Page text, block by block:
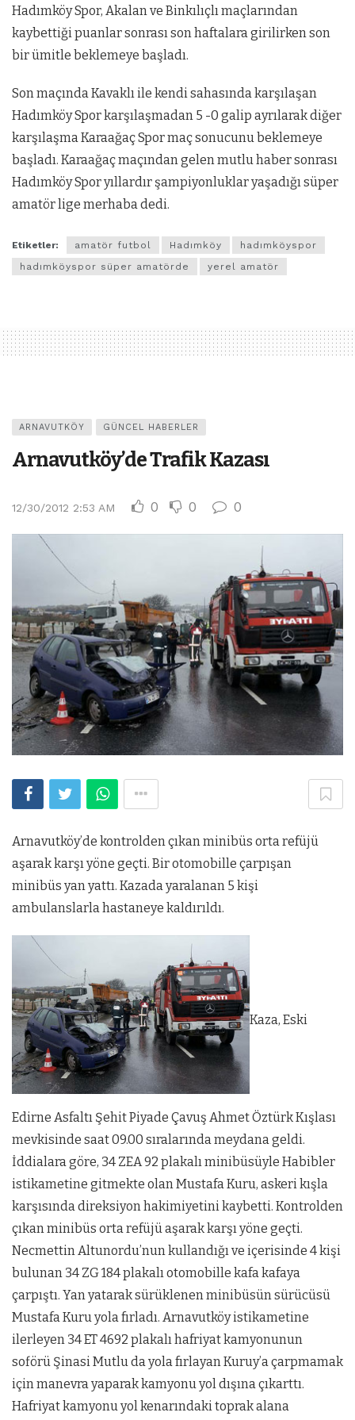
Hadımköy Spor, Akalan ve Binkılıçlı maçlarından
kaybettiği puanlar sonrası son haftalara girilirken son
bir ümitle beklemeye başladı.
Son maçında Kavaklı ile kendi sahasında karşılaşan
Hadımköy Spor karşılaşmadan 5 -0 galip ayrılarak diğer
karşılaşma Karaağaç Spor maç sonucunu beklemeye
başladı. Karaağaç maçından gelen mutlu haber sonrası
Hadımköy Spor yıllardır şampiyonluklar yaşadığı süper
amatör lige merhaba dedi.
Etiketler: amatör futbol Hadımköy
hadımköyspor
hadımköyspor süper amatörde
yerel amatör
ARNAVUTKÖY GÜNCEL HABERLER
Arnavutköy’de Trafik Kazası
12/30/2012 2:53 AM 0 0 0
Arnavutköy’de kontrolden çıkan minibüs orta refüjü
aşarak karşı yöne geçti. Bir otomobille çarpışan
minibüs yan yattı. Kazada yaralanan 5 kişi
ambulanslarla hastaneye kaldırıldı.
Kaza, Eski
Edirne Asfaltı Şehit Piyade Çavuş Ahmet Öztürk Kışlası
mevkisinde saat 09.00 sıralarında meydana geldi.
İddialara göre, 34 ZEA 92 plakalı minibüsüyle Habibler
istikametine gitmekte olan Mustafa Kuru, askeri kışla
karşısında direksiyon hakimiyetini kaybetti. Kontrolden
çıkan minibüs orta refüjü aşarak karşı yöne geçti.
Necmettin Altunordu’nun kullandığı ve içerisinde 4 kişi
bulunan 34 ZG 184 plakalı otomobille kafa kafaya
çarpıştı. Yan yatarak sürüklenen minibüsün sürücüsü
Mustafa Kuru yola fırladı. Arnavutköy istikametine
ilerleyen 34 ET 4692 plakalı hafriyat kamyonunun
soförü Şinasi Mutlu da yola fırlayan Kuruy’a çarpmamak
için manevra yaparak kamyonu yol dışına çıkarttı.
Hafriyat kamyonu yol kenarındaki toprak alana